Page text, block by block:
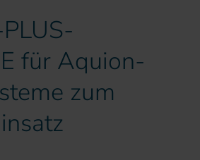
für Aquion-
zum